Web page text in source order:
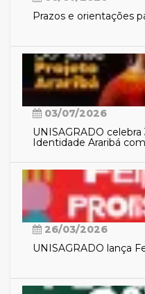
Prazos e orientações
03/07/2026
UNISAGRADO
Identidade Araribá
26/03/2026
UNISAGRADO lança